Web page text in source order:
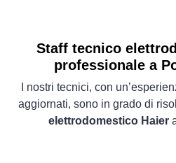
Staff tecnico
professionale a
I nostri tecnici, con
aggiornati, sono in grado di
elettrodomestico Haier